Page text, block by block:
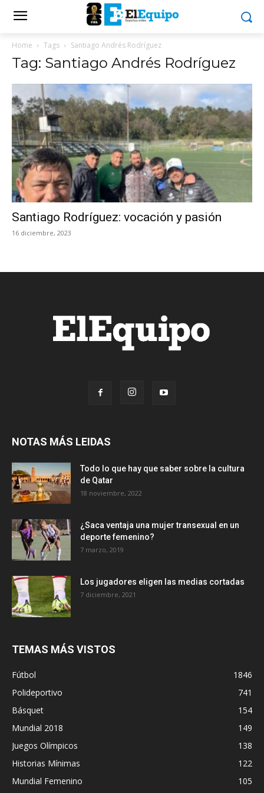
Home Tags Santiago Andrés Rodríguez
Tag: Santiago Andrés Rodríguez
Santiago Rodríguez: vocación y pasión
16 diciembre, 2023
NOTAS MÁS LEIDAS
Todo lo que hay que saber sobre la cultura
de Qatar
18 noviembre, 2022
¿Saca ventaja una mujer transexual en un
deporte femenino?
7 marzo, 2019
Los jugadores eligen las medias cortadas
7 diciembre, 2021
TEMAS MÁS VISTOS
Fútbol
1846
Polideportivo
741
Básquet
154
Mundial 2018
149
Juegos Olímpicos
138
Historias Mínimas
122
Mundial Femenino
105